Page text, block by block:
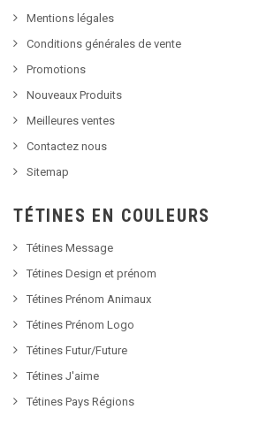
Mentions légales
Conditions générales de vente
Promotions
Nouveaux Produits
Meilleures ventes
Contactez nous
Sitemap
TÉTINES EN COULEURS
Tétines Message
Tétines Design et prénom
Tétines Prénom Animaux
Tétines Prénom Logo
Tétines Futur/Future
Tétines J'aime
Tétines Pays Régions